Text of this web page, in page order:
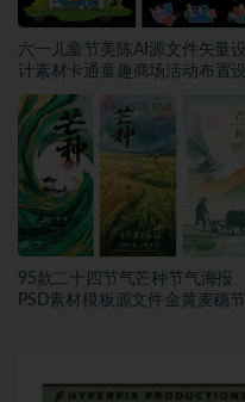
六一儿童节美陈AI源文件矢量设
计素材卡通童趣商场活动布置设
计模板合集~1548期
95款二十四节气芒种节气海报
PSD素材模板源文件金黄麦穗节